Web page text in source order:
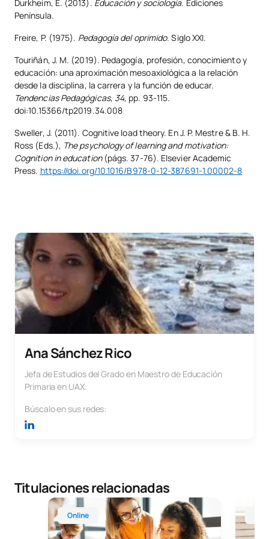
Durkheim, E. (2013). Educación y sociología. Ediciones
Península.
Freire, P. (1975). Pedagogía del oprimido. Siglo XXI.
Touriñán, J. M. (2019). Pedagogía, profesión, conocimiento y
educación: una aproximación mesoaxiológica a la relación
desde la disciplina, la carrera y la función de educar.
Tendencias Pedagógicas, 34, pp. 93-115.
doi:10.15366/tp2019.34.008
Sweller, J. (2011). Cognitive load theory. En J. P. Mestre & B. H.
Ross (Eds.), The psychology of learning and motivation:
Cognition in education(págs. 37-76). Elsevier Academic
Press. https://doi.org/10.1016/B978-0-12-387691-1.00002-8
Ana Sánchez Rico
Jefa de Estudios del Grado en Maestro de Educación
Primaria en UAX.
Búscalo en sus redes:
Titulaciones relacionadas
Online
Grado Online en Pedagogía